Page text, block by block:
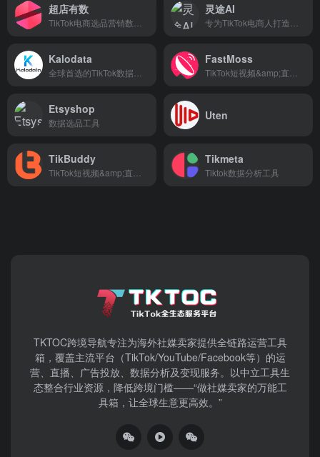
超店有数 灵途AI
Kalodata FastMoss
Etsyshop
数据选品工具
Uten
TikBuddy Tikmeta
Tiktok数据分析工具
TKTOC跨境导航​专注为海外社媒卖家提供全链路运营工具
箱，覆盖主流平台（TikTok/YouTube/Facebook等）​的运
营、直播、广告投放、数据分析及变现服务。以中立工具生
态整合行业资源，降低跨境门槛——“做社媒卖家的万能工
具箱，让全球生意更高效。”